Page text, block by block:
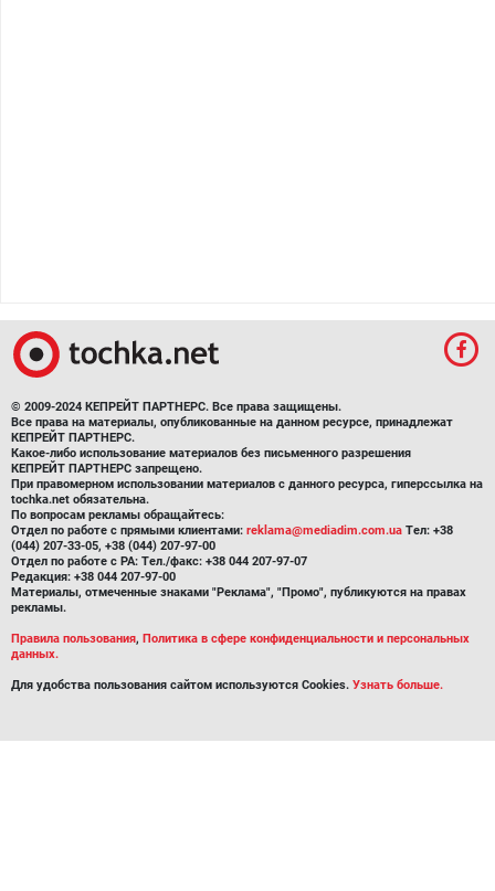
© 2009-2024 КЕПРЕЙТ ПАРТНЕРС. Все права защищены.
Все права на материалы, опубликованные на данном ресурсе, принадлежат
КЕПРЕЙТ ПАРТНЕРС.
Какое-либо использование материалов без письменного разрешения
КЕПРЕЙТ ПАРТНЕРС запрещено.
При правомерном использовании материалов с данного ресурса, гиперссылка на
tochka.net обязательна.
По вопросам рекламы обращайтесь:
Отдел по работе с прямыми клиентами: reklama@mediadim.com.ua Тел: +38
(044) 207-33-05, +38 (044) 207-97-00
Отдел по работе с РА: Тел./факс: +38 044 207-97-07
Редакция: +38 044 207-97-00
Материалы, отмеченные знаками "Реклама", "Промо", публикуются на правах
рекламы.
Правила пользования, Политика в сфере конфиденциальности и персональных
данных.
Для удобства пользования сайтом используются Cookies. Узнать больше.